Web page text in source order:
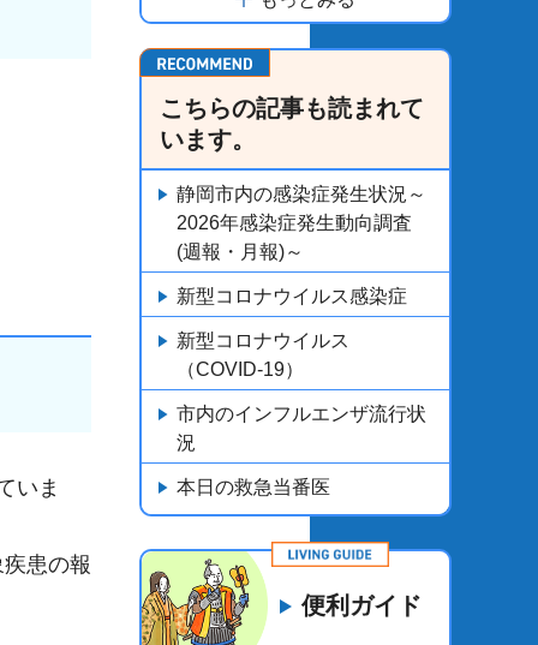
いま
患の報
こちらの記事も読まれて
います。
静岡市内の感染症発生状況～
2026年感染症発生動向調査
(週報・月報)～
新型コロナウイルス感染症
新型コロナウイルス
（COVID-19）
市内のインフルエンザ流行状
況
本日の救急当番医
便利ガイド